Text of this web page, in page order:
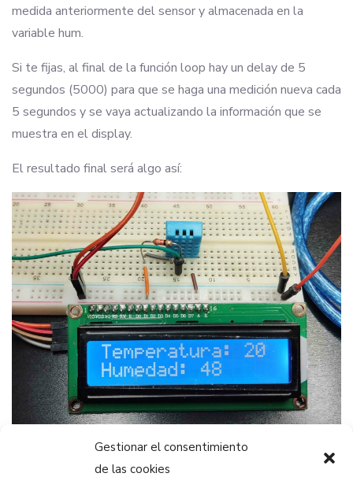
Gestionar el consentimiento
de las cookies
medida anteriormente del sensor y almacenada en la
variable hum.
Si te fijas, al final de la función loop hay un delay de 5
segundos (5000) para que se haga una medición nueva cada
5 segundos y se vaya actualizando la información que se
muestra en el display.
El resultado final será algo así:
Prueba a cubrir el sensor con la mano, a ver qué pasa.